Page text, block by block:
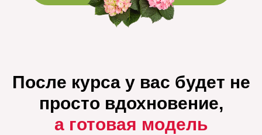
После курса у вас будет не
просто вдохновение,
а готовая модель